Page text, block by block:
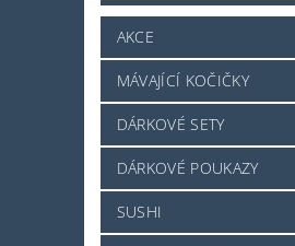
NABE
OMÁČKY
SLADKOSTI A
JAPONSKÉ NÁDOBÍ
PRO ZVÍŘÁTKA -
NAPIŠTE NÁM
AKCE
MÁVAJÍCÍ KOČIČKY
DÁRKOVÉ SETY
DÁRKOVÉ POUKAZY
SUSHI